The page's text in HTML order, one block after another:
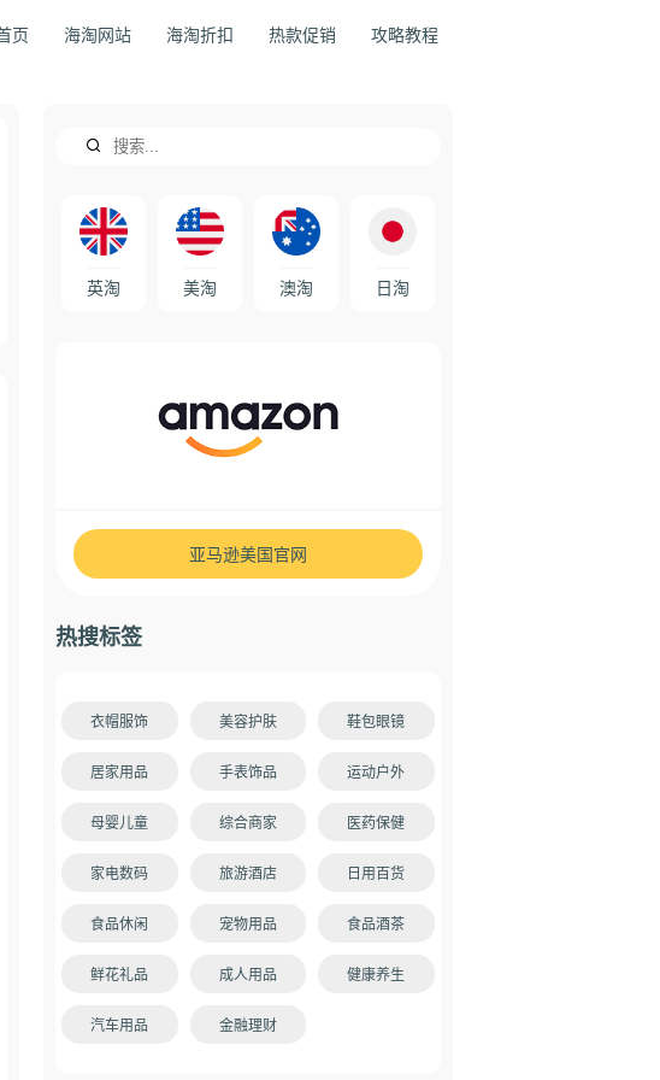
页 海淘网站 海淘折扣 热款促销 攻略教程
英淘 美淘 澳淘 日淘
亚马逊美国官网
热搜标签
衣帽服饰 美容护肤 鞋包眼镜
居家用品 手表饰品 运动户外
母婴儿童 综合商家 医药保健
家电数码 旅游酒店 日用百货
食品休闲 宠物用品 食品酒茶
鲜花礼品 成人用品 健康养生
汽车用品 金融理财